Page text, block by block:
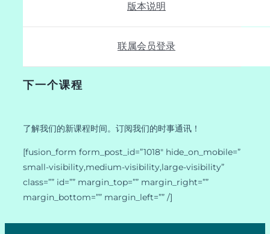
版本说明
联属会员登录
下一个课程
了解我们的新课程时间。订阅我们的时事通讯！
[fusion_form form_post_id=”1018″ hide_on_mobile=”
small-visibility,medium-visibility,large-visibility”
class=”” id=”” margin_top=”” margin_right=””
margin_bottom=”” margin_left=”” /]